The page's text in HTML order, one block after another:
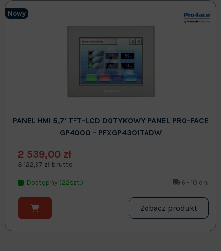
Nowy
PANEL HMI 5,7' TFT-LCD DOTYKOWY PANEL PRO-FACE
GP4000 - PFXGP4301TADW
2 539,00 zł
3 122,97 zł brutto
Dostępny (22szt.) 6 - 10 dni
Zobacz produkt